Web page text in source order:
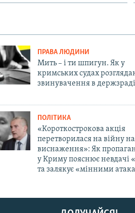
ПРАВА ЛЮДИНИ
Мить – і ти шпигун. Як у
кримських судах
звинувачення в держзраді
ПОЛІТИКА
«Короткострокова акція
перетворилася на війну на
виснаження»: Як
у Криму пояснює невдачі
та залякує «мінними